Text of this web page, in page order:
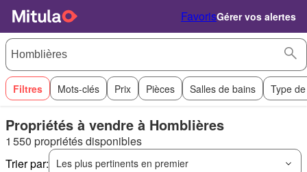
FavorisGérer vos alertes
Filtres Mots-clés Prix Pièces Salles de bains Type
Propriétés à vendre à Homblières
1 550 propriétés disponibles
Trier par:
Les plus pertinents en premier